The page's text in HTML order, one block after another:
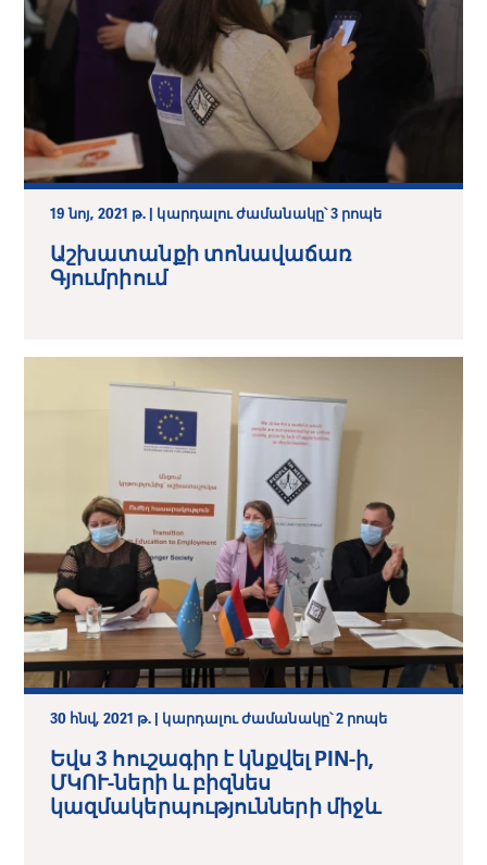
19 նոյ, 2021 թ. | կարդալու ժամանակը՝ 3 րոպե
Աշխատանքի տոնավաճառ
Գյումրիում
30 հնվ, 2021 թ. | կարդալու ժամանակը՝ 2 րոպե
Եվս 3 հուշագիր է կնքվել PIN-ի,
ՄԿՈՒ-ների և բիզնես
կազմակերպությունների միջև